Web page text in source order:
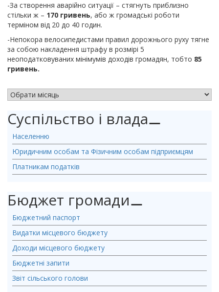
-За створення аварійно ситуації – стягнуть приблизно
стільки ж – 170 гривень, або ж громадські роботи
терміном від 20 до 40 годин.
-Непокора велосипедистами правил дорожнього руху тягне
за собою накладення штрафу в розмірі 5
неоподатковуваних мінімумів доходів громадян, тобто 85
гривень.
Суспільство і влада⚊
Населенню
Юридичним особам та Фізичним особам підприємцям
Платникам податків
Бюджет громади⚊
Бюджетний паспорт
Видатки місцевого бюджету
Доходи місцевого бюджету
Бюджетні запити
Звіт сільського голови